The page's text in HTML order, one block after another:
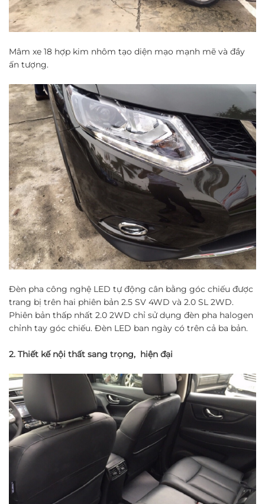
Mâm xe 18 hợp kim nhôm tạo diện mạo mạnh mẽ và đầy
ấn tượng.
Đèn pha công nghệ LED tự động cân bằng góc chiếu được
trang bị trên hai phiên bản 2.5 SV 4WD và 2.0 SL 2WD.
Phiên bản thấp nhất 2.0 2WD chỉ sử dụng đèn pha halogen
chỉnh tay góc chiếu. Đèn LED ban ngày có trên cả ba bản.
2. Thiết kế nội thất sang trọng, hiện đại